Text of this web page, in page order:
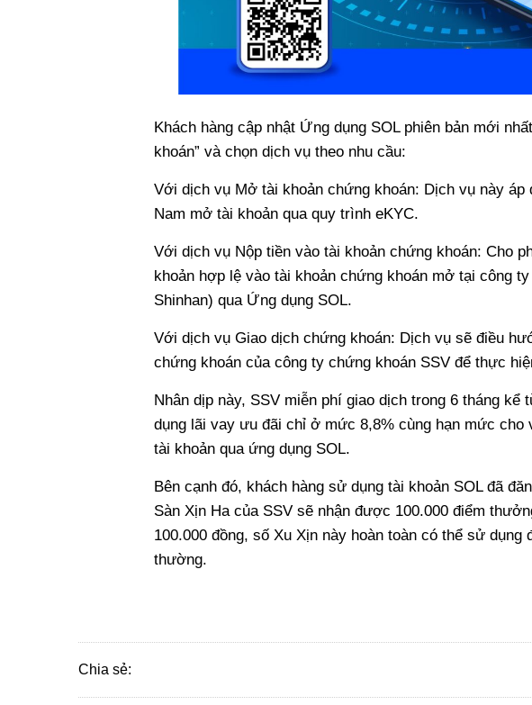
Khách hàng cập nhật Ứng dụng SOL phiên bản mới
khoán” và chọn dịch vụ theo nhu cầu:
Với dịch vụ Mở tài khoản chứng khoán: Dịch vụ này áp
Nam mở tài khoản qua quy trình eKYC.
Với dịch vụ Nộp tiền vào tài khoản chứng khoán: Cho
khoản hợp lệ vào tài khoản chứng khoán mở tại công
Shinhan) qua Ứng dụng SOL.
Với dịch vụ Giao dịch chứng khoán: Dịch vụ sẽ điều
chứng khoán của công ty chứng khoán SSV để thực
Nhân dịp này, SSV miễn phí giao dịch trong 6 tháng
dụng lãi vay ưu đãi chỉ ở mức 8,8% cùng hạn mức cho
tài khoản qua ứng dụng SOL.
Bên cạnh đó, khách hàng sử dụng tài khoản SOL đã
Sàn Xịn Ha của SSV sẽ nhận được 100.000 điểm
100.000 đồng, số Xu Xịn này hoàn toàn có thể sử
thường.
Chia sẻ: